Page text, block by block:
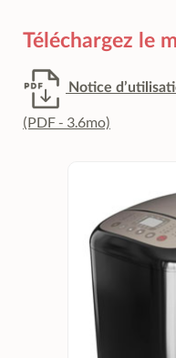
Téléchargez le
Notice
(PDF - 3.6mo)